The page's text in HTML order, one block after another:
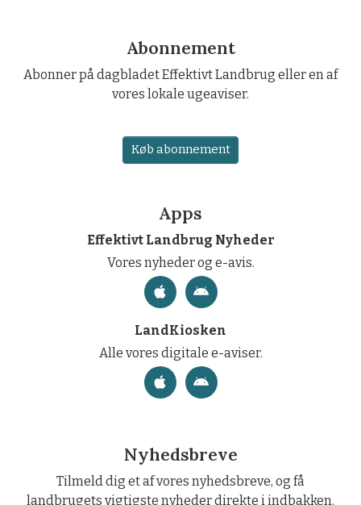
Abonnement
Abonner på dagbladet Effektivt Landbrug eller en af
vores lokale ugeaviser.
Køb abonnement
Apps
Effektivt Landbrug Nyheder
Vores nyheder og e-avis.
LandKiosken
Alle vores digitale e-aviser.
Nyhedsbreve
Tilmeld dig et af vores nyhedsbreve, og få
landbrugets vigtigste nyheder direkte i indbakken.